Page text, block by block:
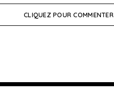
CLIQUEZ POUR COMMENTER